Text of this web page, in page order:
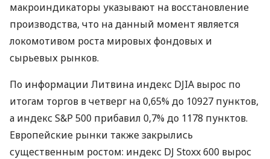
макроиндикаторы указывают на восстановление
производства, что на данный момент является
локомотивом роста мировых фондовых и
сырьевых рынков.
По информации Литвина индекс DJIA вырос по
итогам торгов в четверг на 0,65% до 10927 пунктов,
а индекс S&P 500 прибавил 0,7% до 1178 пунктов.
Европейские рынки также закрылись
существенным ростом: индекс DJ Stoxx 600 вырос